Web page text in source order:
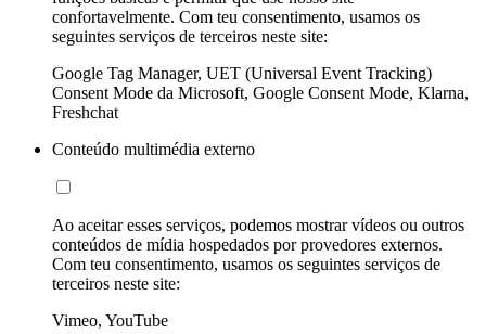
confortavelmente. Com teu consentimento, usamos os
seguintes serviços de terceiros neste site:
Google Tag Manager, UET (Universal Event Tracking)
Consent Mode da Microsoft, Google Consent Mode, Klarna,
Freshchat
Conteúdo multimédia externo
Ao aceitar esses serviços, podemos mostrar vídeos ou outros
conteúdos de mídia hospedados por provedores externos.
Com teu consentimento, usamos os seguintes serviços de
terceiros neste site:
Vimeo, YouTube